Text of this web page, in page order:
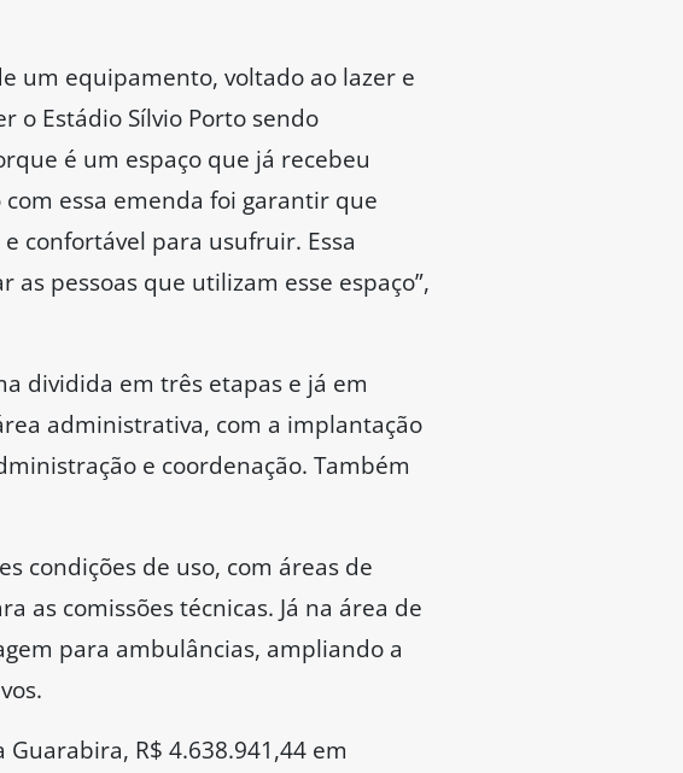
um equipamento, voltado ao lazer e
o Estádio Sílvio Porto sendo
é um espaço que já recebeu
essa emenda foi garantir que
confortável para usufruir. Essa
pessoas que utilizam esse espaço”,
dividida em três etapas e já em
administrativa, com a implantação
e coordenação. Também
condições de uso, com áreas de
as comissões técnicas. Já na área de
para ambulâncias, ampliando a
R$ 4.638.941,44 em